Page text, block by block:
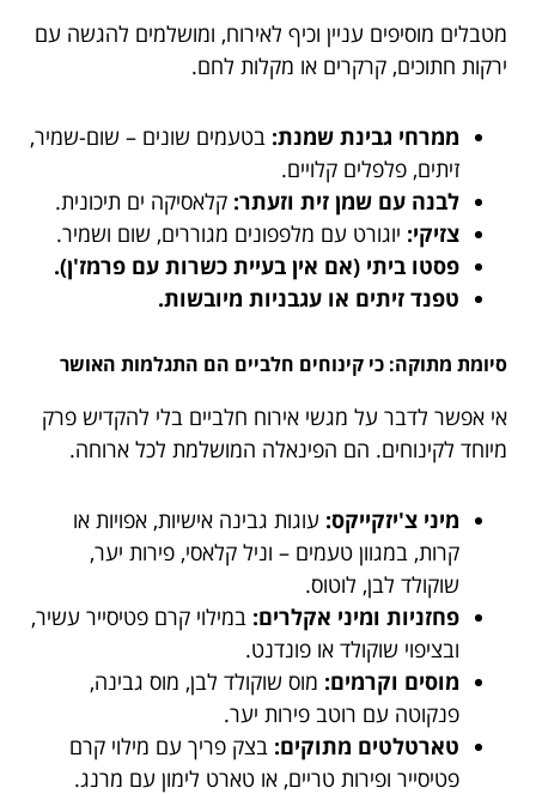
מטבלים מוסיפים עניין וכיף לאירוח, ומושלמים להגשה עם
ירקות חתוכים, קרקרים או מקלות לחם.
ממרחי גבינת שמנת: בטעמים שונים – שום-שמיר,
זיתים, פלפלים קלויים.
לבנה עם שמן זית וזעתר: קלאסיקה ים תיכונית.
צזיקי: יוגורט עם מלפפונים מגוררים, שום ושמיר.
פסטו ביתי (אם אין בעיית כשרות עם פרמז'ן).
טפנד זיתים או עגבניות מיובשות.
סיומת מתוקה: כי קינוחים חלביים הם התגלמות האושר
אי אפשר לדבר על מגשי אירוח חלביים בלי להקדיש פרק
מיוחד לקינוחים. הם הפינאלה המושלמת לכל ארוחה.
מיני צ'יזקייקס: עוגות גבינה אישיות, אפויות או
קרות, במגוון טעמים – וניל קלאסי, פירות יער,
שוקולד לבן, לוטוס.
פחזניות ומיני אקלרים: במילוי קרם פטיסייר עשיר,
ובציפוי שוקולד או פונדנט.
מוסים וקרמים: מוס שוקולד לבן, מוס גבינה,
פנקוטה עם רוטב פירות יער.
טארטלטים מתוקים: בצק פריך עם מילוי קרם
פטיסייר ופירות טריים, או טארט לימון עם מרנג.